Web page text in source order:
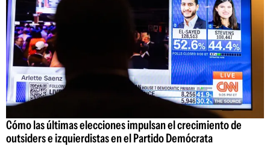
Cómo las últimas elecciones impulsan el crecimiento de
outsiders e izquierdistas en el Partido Demócrata